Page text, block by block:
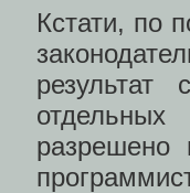
Кстати, по
разрешено